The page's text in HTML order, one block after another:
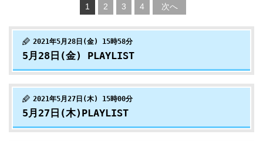
1 2 3 4 次へ
2021年5月28日(金) 15時58分
5月28日(金) PLAYLIST
2021年5月27日(木) 15時00分
5月27日(木)PLAYLIST